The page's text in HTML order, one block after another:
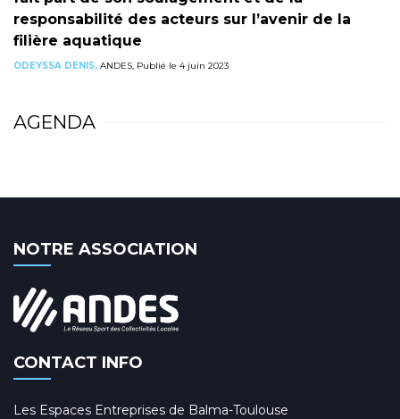
responsabilité des acteurs sur l’avenir de la
filière aquatique
ODEYSSA DENIS, ANDES, Publié le 4 juin 2023
AGENDA
NOTRE ASSOCIATION
CONTACT INFO
Les Espaces Entreprises de Balma-Toulouse